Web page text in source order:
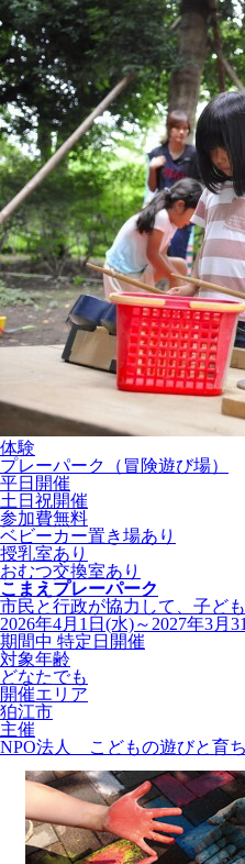
体験
プレーパーク（冒険遊び場）
平日開催
土日祝開催
参加費無料
ベビーカー置き場あり
授乳室あり
おむつ交換室あり
こまえプレーパーク
市民と行政が協力して、子ど
2026年4月1日(水)～2027年3月
期間中 特定日開催
対象年齢
どなたでも
開催エリア
狛江市
主催
NPO法人 こどもの遊びと育